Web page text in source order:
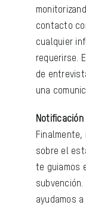
contacto
cualquier
requerirse.
de
una
Notificación
sobre el
te guiamos
ayudamos